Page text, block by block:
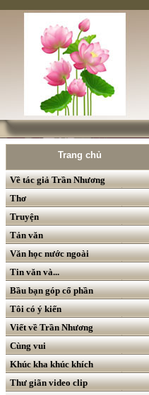
Trang chủ
Về tác giả Trần Nhương
Thơ
Truyện
Tản văn
Văn học nước ngoài
Tin văn và...
Bầu bạn góp cổ phần
Tôi có ý kiến
Viết về Trần Nhương
Cùng vui
Khúc kha khúc khích
Thư giãn video clip